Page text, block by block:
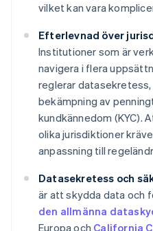
vilket kan vara
Efterlevnad över
Institutioner som är
navigera i flera
reglerar
bekämpning av
kundkännedom (KYC).
olika jurisdiktioner
anpassning till
Datasekretess och
är att skydda data och
den allmänna
Europa och California